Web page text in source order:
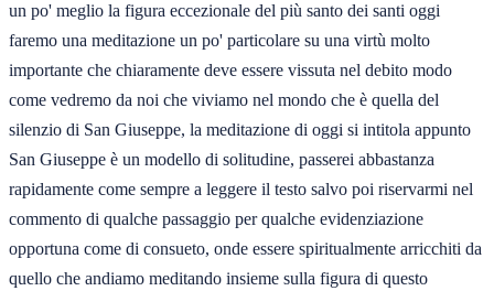
un po' meglio la figura eccezionale del più santo dei santi oggi
faremo una meditazione un po' particolare su una virtù molto
importante che chiaramente deve essere vissuta nel debito modo
come vedremo da noi che viviamo nel mondo che è quella del
silenzio di San Giuseppe, la meditazione di oggi si intitola appunto
San Giuseppe è un modello di solitudine, passerei abbastanza
rapidamente come sempre a leggere il testo salvo poi riservarmi nel
commento di qualche passaggio per qualche evidenziazione
opportuna come di consueto, onde essere spiritualmente arricchiti da
quello che andiamo meditando insieme sulla figura di questo